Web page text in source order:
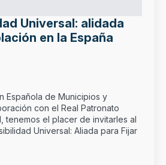
Universal: alidada
en la España
Española de Municipios y
con el Real Patronato
tenemos el placer de invitarles al
Universal: Aliada para Fijar